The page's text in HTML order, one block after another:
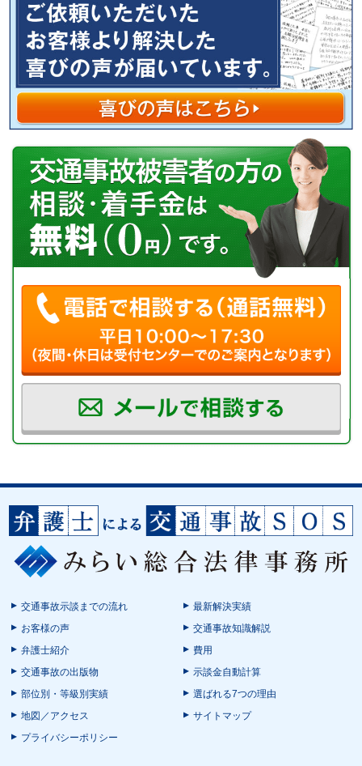
交通事故示談までの流れ
最新解決実績
お客様の声
交通事故知識解説
弁護士紹介
費用
交通事故の出版物
示談金自動計算
部位別・等級別実績
選ばれる7つの理由
地図／アクセス
サイトマップ
プライバシーポリシー